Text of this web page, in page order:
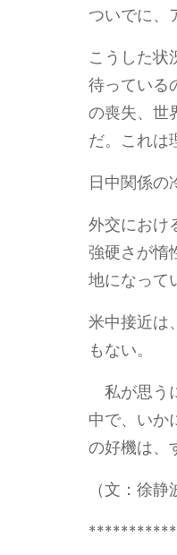
ついでに、
こうした
待っている
の喪失、世
だ。これは
日中関係の
外交におけ
強硬さが惰
地になって
米中接近は
もない。
私が思う
中で、いか
の好機は、
（文：徐静